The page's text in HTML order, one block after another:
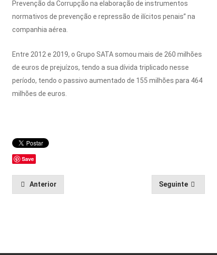
Prevenção da Corrupção na elaboração de instrumentos
normativos de prevenção e repressão de ilícitos penais” na
companhia aérea.
Entre 2012 e 2019, o Grupo SATA somou mais de 260 milhões
de euros de prejuízos, tendo a sua dívida triplicado nesse
período, tendo o passivo aumentado de 155 milhões para 464
milhões de euros.
Save
Anterior Seguinte